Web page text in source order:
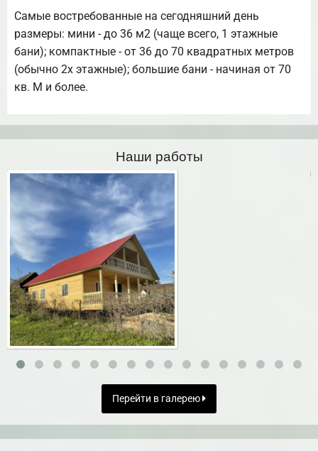
Самые востребованные на сегодняшний день
размеры: мини - до 36 м2 (чаще всего, 1 этажные
бани); компактные - от 36 до 70 квадратных метров
(обычно 2х этажные); большие бани - начиная от 70
кв. М и более.
Наши работы
Перейти в галерею